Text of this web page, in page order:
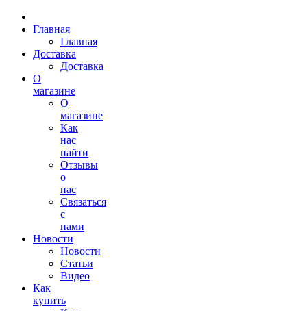
Главная
Главная
Доставка
Доставка
О
магазине
О
магазине
Как
нас
найти
Отзывы
о
нас
Связаться
с
нами
Новости
Новости
Статьи
Видео
Как
купить